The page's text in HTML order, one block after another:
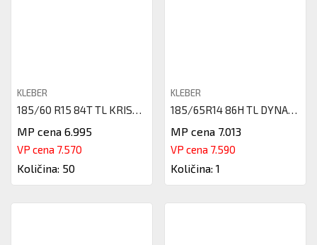
KLEBER
MP cena 6.995
VP cena 7.570
Količina: 50
KLEBER
MP cena 7.013
VP cena 7.590
Količina: 1